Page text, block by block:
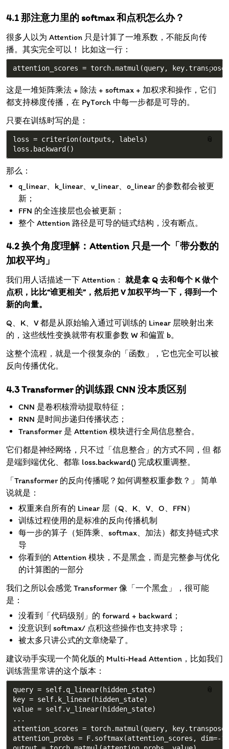
那注意力里的 softmax 和点积怎么办？
很多人以为 Attention 只是计算了一堆系数，不能反向传
播。其实完全可以！ 比如这一行：
📎
这是一堆矩阵乘法 + 除法 + softmax + 加权求和操作，它们
都支持梯度传播，在 PyTorch 中每一步都是可导的。
只要在训练时写的是：
📎
loss = criterion(outputs, labels)
那么：
q_linear、k_linear、v_linear、o_linear 的参数都会被更
新；
FFN 的全连接层也会被更新；
整个 Attention 路径是可导的链式结构，没有断点。
换个角度理解：Attention 只是一个「带分数的
加权平均」
我们用人话描述一下 Attention： 就是拿 Q 去和每个 K 做个
点积，比比“谁更相关”，然后把 V 加权平均一下，得到一个
新的向量。
Q、K、V 都是从原始输入通过可训练的 Linear 层映射出来
的，这些线性变换就带有权重参数 W 和偏置 b。
这整个流程，就是一个很复杂的「函数」，它也完全可以被
反向传播优化。
Transformer 的训练跟 CNN 没本质区别
CNN 是卷积核滑动提取特征；
RNN 是时间步递归传播状态；
Transformer 是 Attention 模块进行全局信息整合。
它们都是神经网络，只不过「信息整合」的方式不同，但 都
是端到端优化、都靠 loss.backward() 完成权重调整。
「Transformer 的反向传播呢？如何调整权重参数？」 简单
说就是：
权重来自所有的 Linear 层（Q、K、V、O、FFN）
训练过程使用的是标准的反向传播机制
每一步的算子（矩阵乘、softmax、加法）都支持链式求
导
你看到的 Attention 模块，不是黑盒，而是完整参与优化
的计算图的一部分
我们之所以会感觉 Transformer 像「一个黑盒」，很可能
是：
没看到「代码级别」的 forward + backward；
没意识到 softmax/ 点积这些操作也支持求导；
被太多只讲公式的文章绕晕了。
建议动手实现一个简化版的 Multi-Head Attention，比如我们
训练营里常讲的这个版本：
📎
query = self.q_linear(hidden_state)
key = self.k_linear(hidden_state)
value = self.v_linear(hidden_state)
...
attention_scores = torch.matmul(query,
attention_probs = F.softmax(attention_scores, dim=-1)